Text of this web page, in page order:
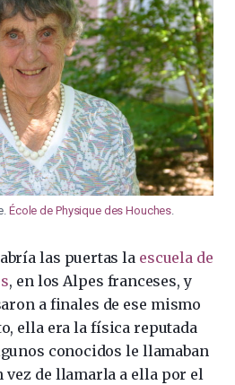
École de Physique des Houches
abría las puertas la escuela de
, en los Alpes franceses, y
a finales de ese mismo
ella era la física reputada
conocidos le llamaban
vez de llamarla a ella por el